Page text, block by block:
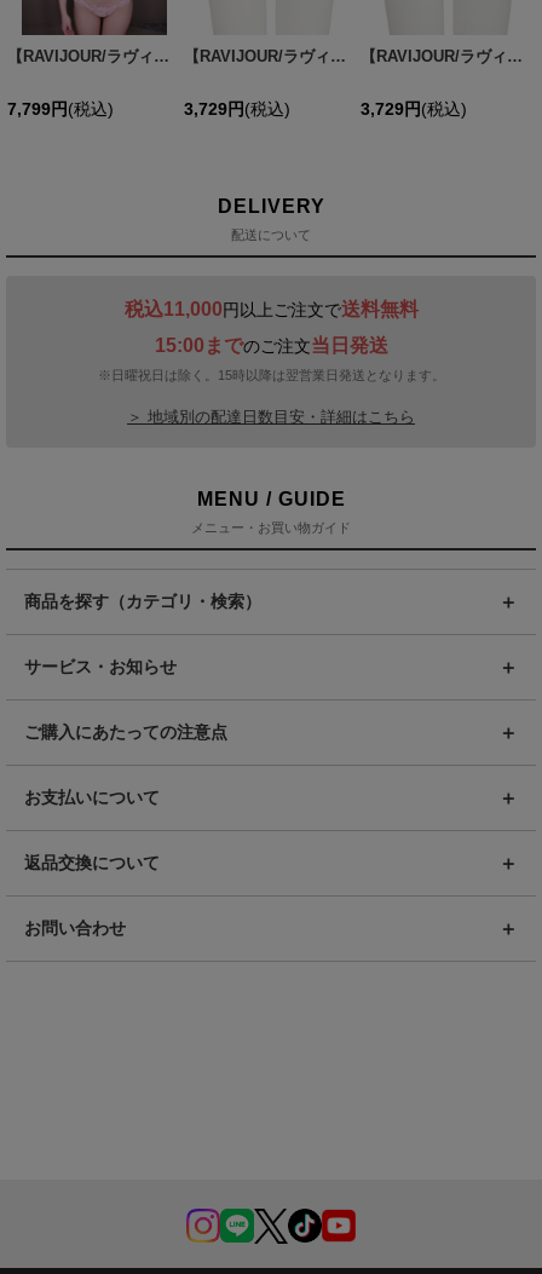
【RAVIJOUR/ラヴィジュール】イノセンス ホットリフト ブラ / ランジェリー / セクシーランジェリー / 下着 / R978920-FS / R979021-FT / R979121-ST【OF08】
7,799 円 (税込)
【RAVIJOUR/ラヴィジュール】イノセンス フリル ショーツ / イノセンス フリル Tバック/ イノセンス ストレッチレース Tバック/ ランジェリー / セクシーランジェリー / 下着【OF08】
3,729 円 (税込)
【RAVIJOUR/ラヴィジュール】イノセンス フリル Tバック/ イノセンス フリル ショーツ / イノセンス ストレッチレース Tバック/ ランジェリー / セクシーランジェリー / 下着【OF08】
3,729 円 (税込)
DELIVERY
配送について
税込11,000円以上ご注文で送料無料
15:00までのご注文当日発送
※日曜祝日は除く。15時以降は翌営業日発送となります。
＞ 地域別の配達日数目安・詳細はこちら
MENU / GUIDE
メニュー・お買い物ガイド
商品を探す（カテゴリ・検索）
サービス・お知らせ
ご購入にあたっての注意点
お支払いについて
返品交換について
お問い合わせ